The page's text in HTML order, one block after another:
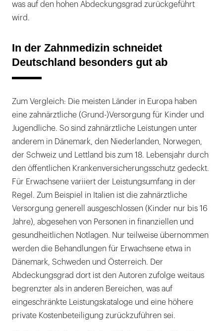
was auf den hohen Abdeckungsgrad zurückgeführt
wird.
In der Zahnmedizin schneidet
Deutschland besonders gut ab
Zum Vergleich: Die meisten Länder in Europa haben
eine zahnärztliche (Grund-)Versorgung für Kinder und
Jugendliche. So sind zahnärztliche Leistungen unter
anderem in Dänemark, den Niederlanden, Norwegen,
der Schweiz und Lettland bis zum 18. Lebensjahr durch
den öffentlichen Krankenversicherungsschutz gedeckt.
Für Erwachsene variiert der Leistungsumfang in der
Regel. Zum Beispiel in Italien ist die zahnärztliche
Versorgung generell ausgeschlossen (Kinder nur bis 16
Jahre), abgesehen von Personen in finanziellen und
gesundheitlichen Notlagen. Nur teilweise übernommen
werden die Behandlungen für Erwachsene etwa in
Dänemark, Schweden und Österreich. Der
Abdeckungsgrad dort ist den Autoren zufolge weitaus
begrenzter als in anderen Bereichen, was auf
eingeschränkte Leistungskataloge und eine höhere
private Kostenbeteiligung zurückzuführen sei.